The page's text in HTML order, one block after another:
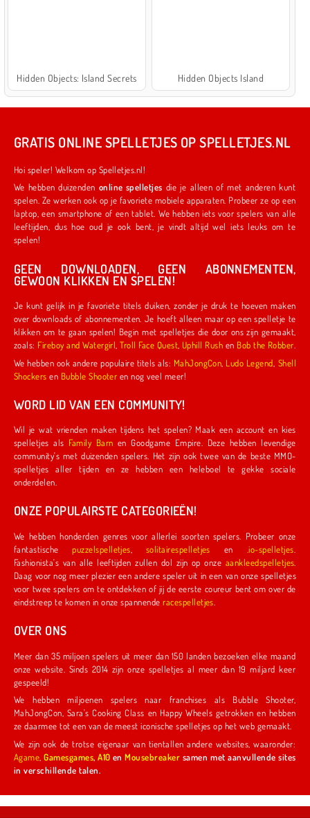
Hidden Objects: Island Secrets Hidden Objects Island
GRATIS ONLINE SPELLETJES OP SPELLETJES.NL
Hoi speler! Welkom op Spelletjes.nl!
We hebben duizenden online spelletjes die je alleen of met anderen kunt
spelen. Ze werken ook op je favoriete mobiele apparaten. Probeer ze op een
laptop, een smartphone of een tablet. We hebben iets voor spelers van alle
leeftijden, dus hoe oud je ook bent, je vindt altijd wel iets leuks om te
spelen!
GEEN DOWNLOADEN, GEEN ABONNEMENTEN,
GEWOON KLIKKEN EN SPELEN!
Je kunt gelijk in je favoriete titels duiken, zonder je druk te hoeven maken
over downloads of abonnementen. Je hoeft alleen maar op een spelletje te
klikken om te gaan spelen! Begin met spelletjes die door ons zijn gemaakt,
zoals:
Fireboy and Watergirl ,Troll Face Quest Uphill Rush en Bob the Robber
We hebben ook andere populaire titels als: MahJongCon Ludo Legend Shell
Shockers en Bubble Shooter en nog veel meer!
WORD LID VAN EEN COMMUNITY!
Wil je wat vrienden maken tijdens het spelen? Maak een account en kies
spelletjes als
Family Barn en Goodgame Empire. Deze hebben levendige
community's met duizenden spelers. Het zijn ook twee van de beste MMO-
spelletjes aller tijden en ze hebben een heleboel te gekke sociale
onderdelen.
ONZE POPULAIRSTE CATEGORIEËN!
We hebben honderden genres voor allerlei soorten spelers. Probeer onze
fantastischepuzzelspelletjes solitairespelletjes en .io-spelletjes
Fashionista's van alle leeftijden zullen dol zijn op onze aankleedspelletjes
Daag voor nog meer plezier een andere speler uit in een van onze spelletjes
voor twee spelers om te ontdekken of jij de eerste coureur bent om over de
eindstreep te komen in onze spannenderacespelletjes
OVER ONS
Meer dan 35 miljoen spelers uit meer dan 150 landen bezoeken elke maand
onze website. Sinds 2014 zijn onze spelletjes al meer dan 19 miljard keer
gespeeld!
We hebben miljoenen spelers naar franchises als Bubble Shooter,
MahJongCon, Sara's Cooking Class en Happy Wheels getrokken en hebben
ze daarmee tot een van de meest iconische spelletjes op het web gemaakt.
We zijn ook de trotse eigenaar van tientallen andere websites, waaronder:
Agame ,Gamesgames,A10 enMousebreaker samen met aanvullende sites
in verschillende talen.